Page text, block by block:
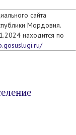
сайта
Мордовия.
находится по